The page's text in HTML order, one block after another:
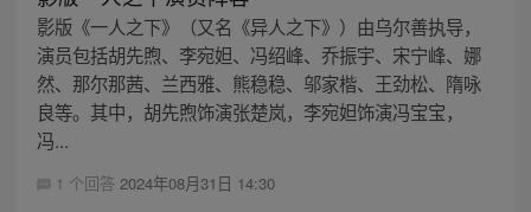
影版《一人之下》（又名《异人之下》）由乌尔善执导，
演员包括胡先煦、李宛妲、冯绍峰、乔振宇、宋宁峰、娜
然、那尔那茜、兰西雅、熊稳稳、邬家楷、王劲松、隋咏
良等。其中，胡先煦饰演张楚岚，李宛妲饰演冯宝宝，
冯...
1 个回答 2024年08月31日 14:30